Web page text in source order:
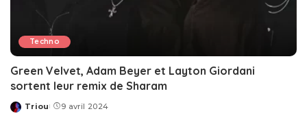
Techno
Green Velvet, Adam Beyer et Layton Giordani
sortent leur remix de Sharam
Posted
Triou 9 avril 2024